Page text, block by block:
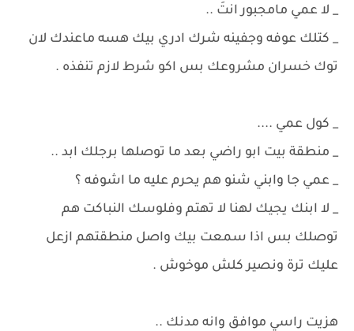
_ لا عمي مامجبور انتَ ..
_ كتلك عوفه وجفينه شرك ادري بيك هسه ماعندك لان
توك خسران مشروعك بس اكو شرط لازم تنفذه .
_ كول عمي ....
_ منطقة بيت ابو راضي بعد ما توصلها برجلك ابد ..
_ عمي جا وابني شنو هم يحرم عليه ما اشوفه ؟
_ لا ابنك يجيك لهنا لا تهتم وفلوسك النباكت هم
توصلك بس اذا سمعت بيك واصل منطقتهم ازعل
عليك ترة ونصير كلش موخوش .
هزيت راسي موافق وانه مدنك ..